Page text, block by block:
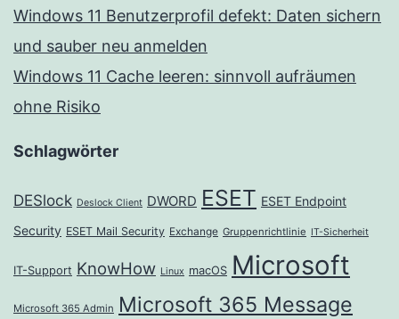
Windows 11 Benutzerprofil defekt: Daten sichern
und sauber neu anmelden
Windows 11 Cache leeren: sinnvoll aufräumen
ohne Risiko
Schlagwörter
DESlock Deslock Client DWORD ESET ESET Endpoint
Security ESET Mail Security Exchange Gruppenrichtlinie IT-Sicherheit
IT-Support KnowHow Linux macOS Microsoft
Microsoft 365 Admin Microsoft 365 Message